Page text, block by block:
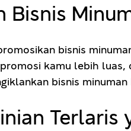
Bisnis
bisnis
kamu lebih
bisnis
Terlaris